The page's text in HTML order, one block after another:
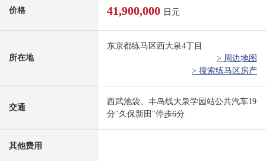
价格 41,900,000 日元
所在地
东京都练马区西大泉4丁目
> 周边地图
> 搜索练马区房产
交通
西武池袋、丰岛线大泉学园站公共汽车19
分"久保新田"停歩6分
其他费用